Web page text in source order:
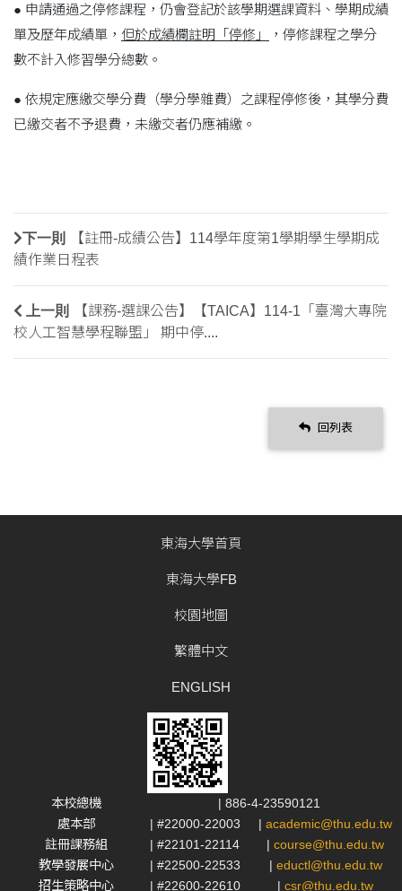
● 申請通過之停修課程，仍會登記於該學期選課資料、學期成績
單及歷年成績單， 但於成績欄註明「停修」
，停修課程之學分
數不計入修習學分總數。
● 依規定應繳交學分費（學分學雜費）之課程停修後，其學分費
已繳交者不予退費，未繳交者仍應補繳。
下一則
【註冊-成績公告】114學年度第1學期學生學期成
績作業日程表
上一則
【課務-選課公告】【TAICA】114-1「臺灣大專院
校人工智慧學程聯盟」 期中停....
回列表
東海大學首頁
東海大學FB
校園地圖
繁體中文
ENGLISH
本校總機
| 886-4-23590121
處本部
| #22000-22003 | academic@thu.edu.tw
註冊課務組
| #22101-22114 | course@thu.edu.tw
教學發展中心
| #22500-22533 | eductl@thu.edu.tw
招生策略中心
| #22600-22610 | csr@thu.edu.tw